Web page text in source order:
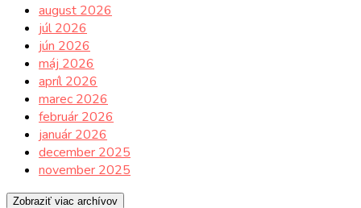
august 2026
júl 2026
jún 2026
máj 2026
apríl 2026
marec 2026
február 2026
január 2026
december 2025
november 2025
Zobraziť viac archívov